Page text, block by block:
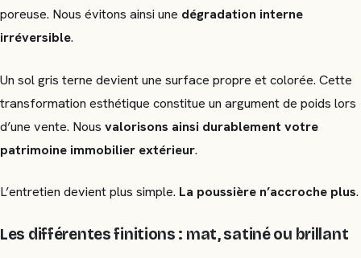
poreuse. Nous évitons ainsi une dégradation interne
irréversible.
Un sol gris terne devient une surface propre et colorée. Cette
transformation esthétique constitue un argument de poids lors
d’une vente. Nous valorisons ainsi durablement votre
patrimoine immobilier extérieur.
L’entretien devient plus simple. La poussière n’accroche plus.
Les différentes finitions : mat, satiné ou brillant